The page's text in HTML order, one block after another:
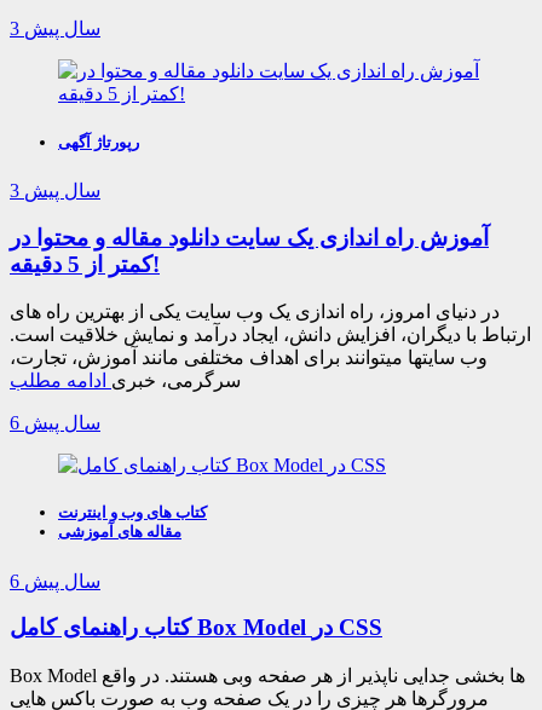
3 سال پیش
رپورتاژ آگهی
3 سال پیش
آموزش راه اندازی یک سایت دانلود مقاله و محتوا در
کمتر از 5 دقیقه!
در دنیای امروز، راه اندازی یک وب سایت یکی از بهترین راه های
ارتباط با دیگران، افزایش دانش، ایجاد درآمد و نمایش خلاقیت است.
وب سایتها میتوانند برای اهداف مختلفی مانند آموزش، تجارت،
سرگرمی، خبری ادامه مطلب
6 سال پیش
کتاب های وب و اینترنت
مقاله های آموزشی
6 سال پیش
کتاب راهنمای کامل Box Model در CSS
Box Model ها بخشی جدایی ناپذیر از هر صفحه وبی هستند. در واقع
مرورگرها هر چیزی را در یک صفحه وب به صورت باکس هایی